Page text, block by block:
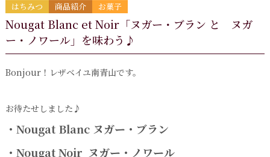
はちみつ 商品紹介 お菓子
Nougat Blanc et Noir「ヌガー・ブラン と ヌガ
ー・ノワール」を味わう♪
Bonjour！レザベイユ南青山です。
お待たせしました♪
・Nougat Blanc ヌガー・ブラン
・Nougat Noir ヌガー・ノワール